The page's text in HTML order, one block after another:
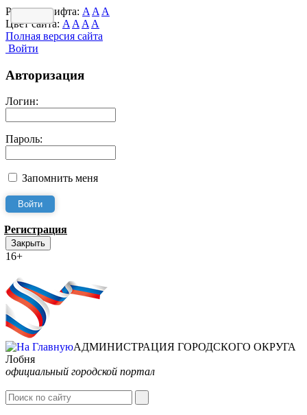
Размер шрифта: A A A
Цвет сайта: A A A A
Полная версия сайта
Войти
Авторизация
Логин:
Пароль:
Запомнить меня
Регистрация
Закрыть
16+
АДМИНИСТРАЦИЯ ГОРОДСКОГО ОКРУГА
Лобня
официальный городской портал